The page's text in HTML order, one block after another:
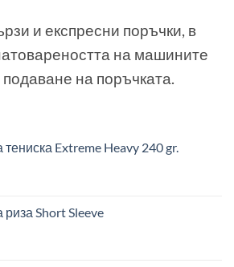
и експресни поръчки, в
на машините
на поръчката.
Extreme Heavy 240 gr.
Short Sleeve